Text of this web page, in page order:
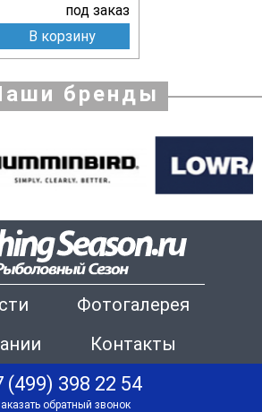
под заказ
В корзину
бренды
Фотогалерея
Контакты
(499) 398 22 54
обратный звонок